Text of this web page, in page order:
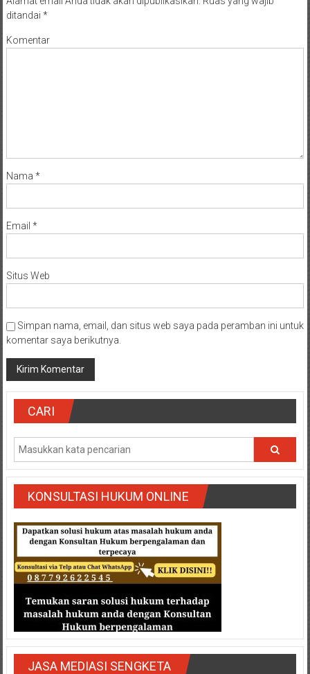
ditandai *
Komentar
Nama *
Email *
Situs Web
Simpan nama, email, dan situs web saya pada peramban ini untuk
komentar saya berikutnya.
CARI
KONSULTASI HUKUM ONLINE
JASA MEDIASI SENGKETA